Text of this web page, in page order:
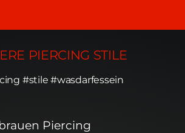
PIERCING STILE
#stile #wasdarfessein
Piercing